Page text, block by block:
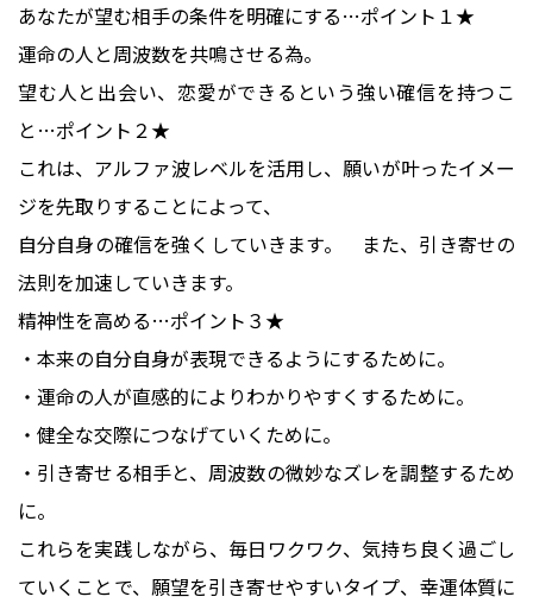
あなたが望む相手の条件を明確にする…ポイント１★
運命の人と周波数を共鳴させる為。
望む人と出会い、恋愛ができるという強い確信を持つこ
と…ポイント２★
これは、アルファ波レベルを活用し、願いが叶ったイメー
ジを先取りすることによって、
自分自身の確信を強くしていきます。 また、引き寄せの
法則を加速していきます。
精神性を高める…ポイント３★
・本来の自分自身が表現できるようにするために。
・運命の人が直感的によりわかりやすくするために。
・健全な交際につなげていくために。
・引き寄せる相手と、周波数の微妙なズレを調整するため
に。
これらを実践しながら、毎日ワクワク、気持ち良く過ごし
ていくことで、願望を引き寄せやすいタイプ、幸運体質に